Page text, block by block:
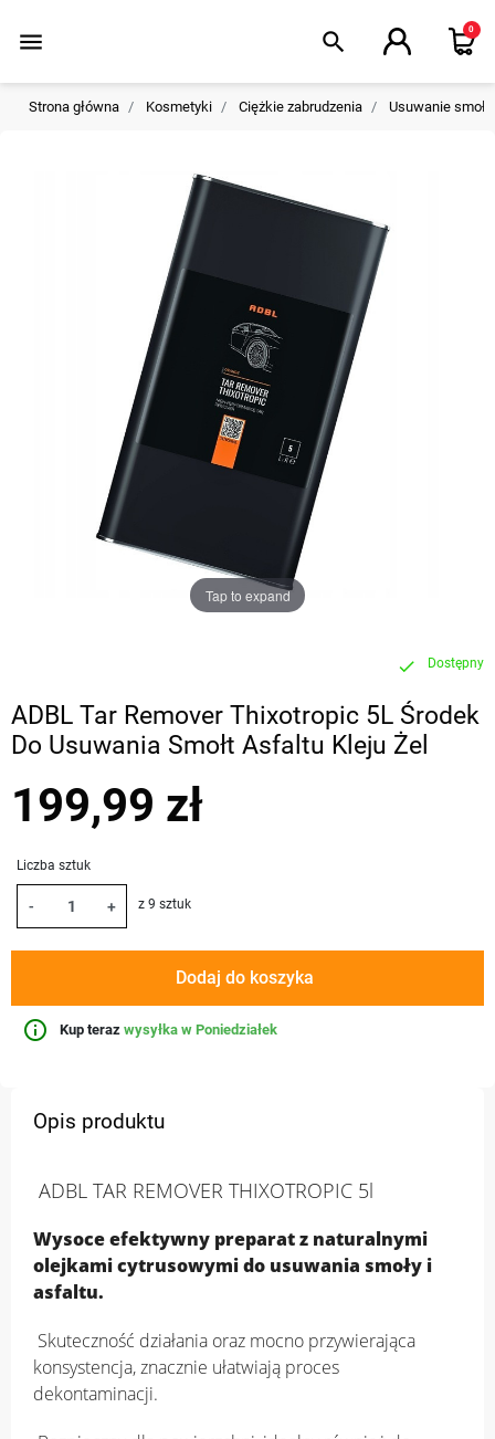
menu search 0
Strona główna Kosmetyki Ciężkie zabrudzenia Usuwanie
Tap to expand
check Dostępny
ADBL Tar Remover Thixotropic 5L Środek
Do Usuwania Smołt Asfaltu Kleju Żel
199,99 zł
Liczba sztuk
- + z 9 sztuk
Dodaj do koszyka
info_outline Kup teraz wysyłka w Poniedziałek
Opis produktu
ADBL TAR REMOVER THIXOTROPIC 5l
Wysoce efektywny preparat z naturalnymi
olejkami cytrusowymi do usuwania smoły i
asfaltu.
Skuteczność działania oraz mocno przywierająca
konsystencja, znacznie ułatwiają proces
dekontaminacji.